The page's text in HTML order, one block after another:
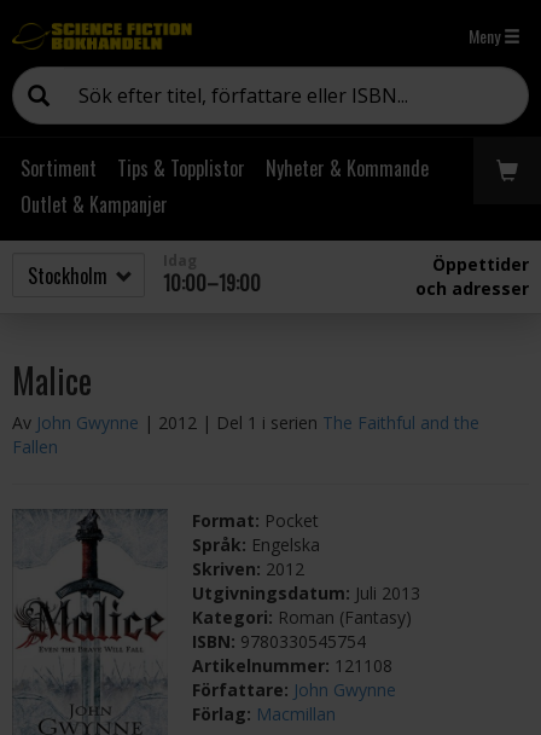
Meny
Sortiment Tips & Topplistor
Nyheter & Kommande
Outlet & Kampanjer
10:00–19:00
Öppettider
och adresser
Malice
Av John Gwynne | 2012 | Del 1 i serien The Faithful and the
Fallen
Format: Pocket
Språk: Engelska
Skriven: 2012
Utgivningsdatum: Juli 2013
Kategori: Roman (Fantasy)
ISBN: 9780330545754
Artikelnummer: 121108
Författare: John Gwynne
Förlag: Macmillan